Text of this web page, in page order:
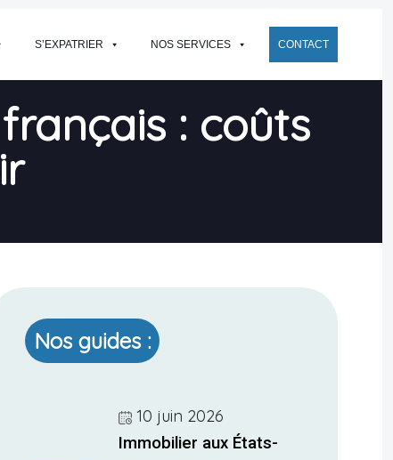
S’EXPATRIER NOS SERVICES CONTACT
: coûts
Nos guides :
10 juin 2026
Immobilier aux États-